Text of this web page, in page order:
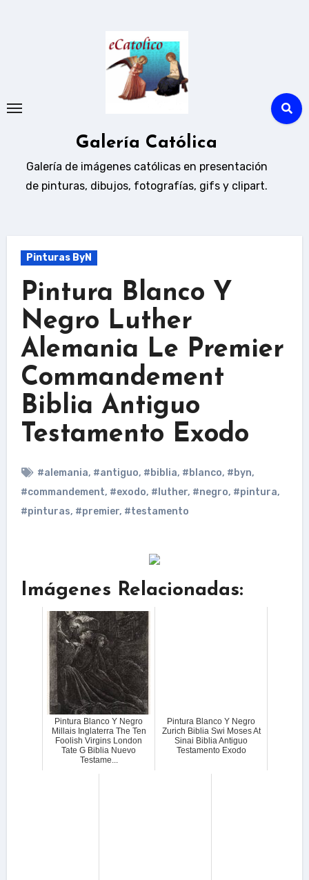
Galería Católica
Galería de imágenes católicas en presentación
de pinturas, dibujos, fotografías, gifs y clipart.
Pinturas ByN
Pintura Blanco Y
Negro Luther
Alemania Le Premier
Commandement
Biblia Antiguo
Testamento Exodo
#alemania, #antiguo, #biblia, #blanco, #byn,
#commandement, #exodo, #luther, #negro, #pintura,
#pinturas, #premier, #testamento
Imágenes Relacionadas:
Pintura Blanco Y Negro
Millais Inglaterra The Ten
Foolish Virgins London
Tate G Biblia Nuevo
Testame...
Pintura Blanco Y Negro
Zurich Biblia Swi Moses At
Sinai Biblia Antiguo
Testamento Exodo